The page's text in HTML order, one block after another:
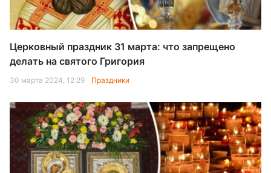
Церковный праздник 31 марта: что запрещено
делать на святого Григория
30 марта 2024, 12:29 Праздники